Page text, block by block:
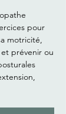
pour
motricité,
prévenir ou